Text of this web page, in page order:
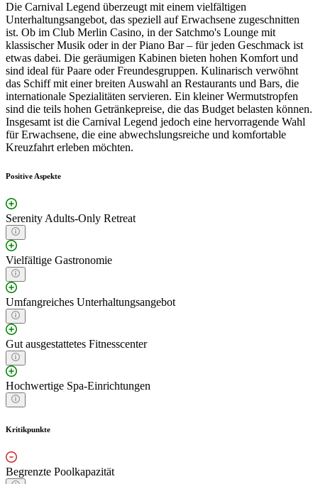
Die Carnival Legend überzeugt mit einem vielfältigen
Unterhaltungsangebot, das speziell auf Erwachsene zugeschnitten
ist. Ob im Club Merlin Casino, in der Satchmo's Lounge mit
klassischer Musik oder in der Piano Bar – für jeden Geschmack ist
etwas dabei. Die geräumigen Kabinen bieten hohen Komfort und
sind ideal für Paare oder Freundesgruppen. Kulinarisch verwöhnt
das Schiff mit einer breiten Auswahl an Restaurants und Bars, die
internationale Spezialitäten servieren. Ein kleiner Wermutstropfen
sind die teils hohen Getränkepreise, die das Budget belasten können.
Insgesamt ist die Carnival Legend jedoch eine hervorragende Wahl
für Erwachsene, die eine abwechslungsreiche und komfortable
Kreuzfahrt erleben möchten.
Positive Aspekte
Serenity Adults-Only Retreat
Vielfältige Gastronomie
Umfangreiches Unterhaltungsangebot
Gut ausgestattetes Fitnesscenter
Hochwertige Spa-Einrichtungen
Kritikpunkte
Begrenzte Poolkapazität